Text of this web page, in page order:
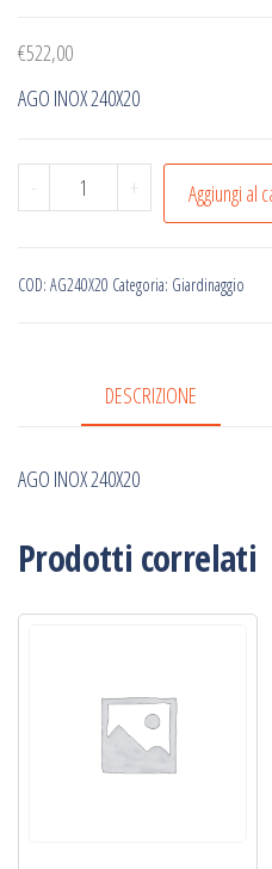
€522,00
AGO INOX 240X20
-
AGO
INOX
quantità
+ Aggiungi al
COD: AG240X20 Categoria: Giardinaggio
DESCRIZIONE
AGO INOX 240X20
Prodotti correlati